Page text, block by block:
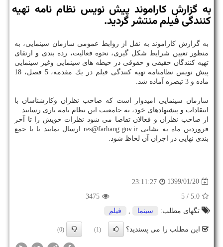
به گزارش كاراموند پیش نویس نظام نامه تهیه
كنندگی فیلم منتشر گردید.
به گزارش كاراموند به نقل از روابط عمومی سازمان سینمایی، به
منظور تعیین شرایط شكل گیری، نحوه فعالیت، رده بندی و ارتقای
تهیه كنندگان حقیقی و حقوقی در حیطه های سینمایی وغیر سینمایی
پیش نویس نظامنامه تهیه كنندگی فیلم در یك مقدمه، 5 فصل، 18
ماده و 3 تبصره آماده شد.
سازمان سینمایی امیدوار است كه صاحب نظران وكارشناسان با
انتقادات و پیشنهادهای خود، به جامعیت این نظام نامه یاری رسانند.
از صاحب نظران و فعالان تقاضا می شود نظرات خویش را تا آخر
فروردین ماه به نشانی res@farhang.gov.ir ارسال نمایند تا با جمع
بندی نهایی در اجران آن لحاظ شود.
1399/01/20
23:11:27
5.0
/ 5
3475
تگهای مطلب:
سینما , فیلم
این مطلب را می پسندید؟ (1)
(0)